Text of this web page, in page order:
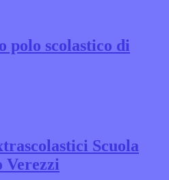
polo scolastico di
Scuola